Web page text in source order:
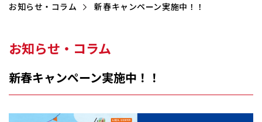
お知らせ・コラム
新春キャンペーン実施中！！
お知らせ・コラム
新春キャンペーン実施中！！